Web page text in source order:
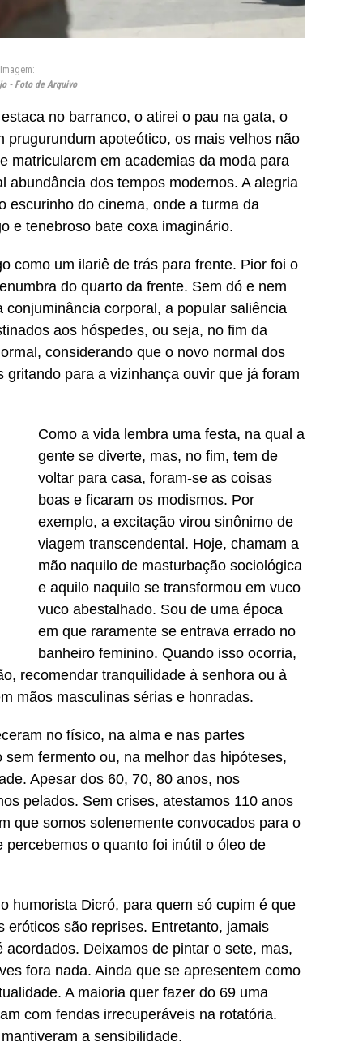
- Foto de Arquivo
no barranco, o atirei o pau na gata, o
apoteótico, os mais velhos não
matricularem em academias da moda para
abundância dos tempos modernos. A alegria
escurinho do cinema, onde a turma da
e tenebroso bate coxa imaginário.
como um ilariê de trás para frente. Pior foi o
do quarto da frente. Sem dó e nem
corporal, a popular saliência
aos hóspedes, ou seja, no fim da
considerando que o novo normal dos
para a vizinhança ouvir que já foram
Como a vida lembra uma festa, na qual a
gente se diverte, mas, no fim, tem de
voltar para casa, foram-se as coisas
boas e ficaram os modismos. Por
exemplo, a excitação virou sinônimo de
viagem transcendental. Hoje, chamam a
mão naquilo de masturbação sociológica
e aquilo naquilo se transformou em vuco
vuco abestalhado. Sou de uma época
em que raramente se entrava errado no
banheiro feminino. Quando isso ocorria,
recomendar tranquilidade à senhora ou à
mãos masculinas sérias e honradas.
no físico, na alma e nas partes
fermento ou, na melhor das hipóteses,
Apesar dos 60, 70, 80 anos, nos
pelados. Sem crises, atestamos 110 anos
que somos solenemente convocados para o
o quanto foi inútil o óleo de
humorista Dicró, para quem só cupim é que
eróticos são reprises. Entretanto, jamais
Deixamos de pintar o sete, mas,
fora nada. Ainda que se apresentem como
A maioria quer fazer do 69 uma
com fendas irrecuperáveis na rotatória.
a sensibilidade.